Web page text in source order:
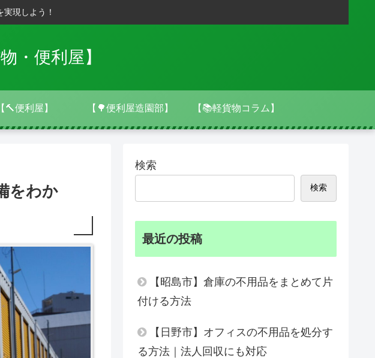
実現しよう！
・便利屋】
【🔨便利屋】 【🌳便利屋造園部】 【📚軽貨物コラム】
をわか
検索
検索
最近の投稿
【昭島市】倉庫の不用品をまとめて片
付ける方法
【日野市】オフィスの不用品を処分す
る方法｜法人回収にも対応